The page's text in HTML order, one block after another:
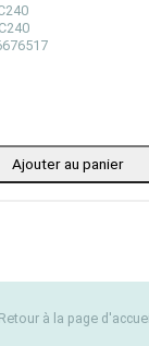
Ajouter au panier